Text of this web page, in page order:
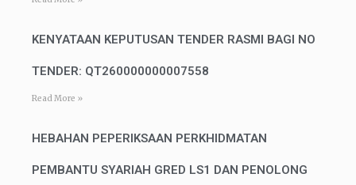
KENYATAAN KEPUTUSAN TENDER RASMI BAGI NO
TENDER: QT260000000007558
Read More »
HEBAHAN PEPERIKSAAN PERKHIDMATAN
PEMBANTU SYARIAH GRED LS1 DAN PENOLONG